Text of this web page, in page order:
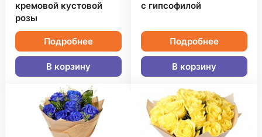
кремовой кустовой
розы
Подробнее
В корзину
с гипсофилой
Подробнее
В корзину